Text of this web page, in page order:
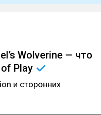
Wolverine — что
of Play
и сторонних